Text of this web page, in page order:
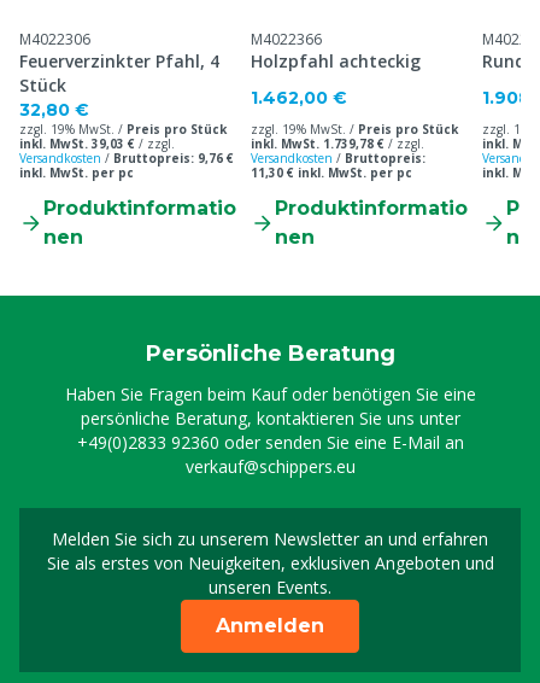
M4022306
Feuerverzinkter Pfahl, 4
Stück
32,80 €
zzgl. 19% MwSt. / Preis pro Stück
inkl. MwSt. 39,03 € / zzgl.
Versandkosten / Bruttopreis: 9,76 €
inkl. MwSt. per pc
Produktinformatio
nen
M4022366
Holzpfahl achteckig
1.462,00 €
zzgl. 19% MwSt. / Preis pro Stück
inkl. MwSt. 1.739,78 € / zzgl.
Versandkosten / Bruttopreis:
11,30 € inkl. MwSt. per pc
Produktinformatio
nen
zzgl.
inkl.
inkl.
Persönliche Beratung
Haben Sie Fragen beim Kauf oder benötigen Sie eine
persönliche Beratung, kontaktieren Sie uns unter
+49(0)2833 92360 oder senden Sie eine E-Mail an
verkauf@schippers.eu
Melden Sie sich zu unserem Newsletter an und erfahren
Sie als erstes von Neuigkeiten, exklusiven Angeboten und
unseren Events.
Melden Sie sich für
Anmelden